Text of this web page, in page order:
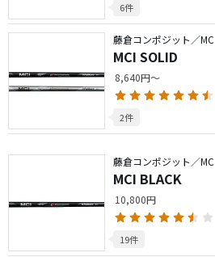
6件
藤倉コンポジット／MC
MCI SOLID
8,640円～
2件
藤倉コンポジット／MC
MCI BLACK
10,800円
19件